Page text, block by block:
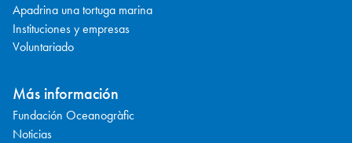
Apadrina una tortuga marina
Instituciones y empresas
Voluntariado
Más información
Fundación Oceanogràfic
Noticias